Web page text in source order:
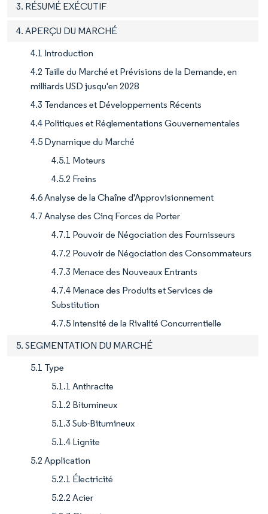
3. RÉSUMÉ EXÉCUTIF
4. APERÇU DU MARCHÉ
4.1 Introduction
4.2 Taille du Marché et Prévisions de la Demande, en
milliards USD jusqu'en 2028
4.3 Tendances et Développements Récents
4.4 Politiques et Réglementations Gouvernementales
4.5 Dynamique du Marché
4.5.1 Moteurs
4.5.2 Freins
4.6 Analyse de la Chaîne d'Approvisionnement
4.7 Analyse des Cinq Forces de Porter
4.7.1 Pouvoir de Négociation des Fournisseurs
4.7.2 Pouvoir de Négociation des Consommateurs
4.7.3 Menace des Nouveaux Entrants
4.7.4 Menace des Produits et Services de
Substitution
4.7.5 Intensité de la Rivalité Concurrentielle
5. SEGMENTATION DU MARCHÉ
5.1 Type
5.1.1 Anthracite
5.1.2 Bitumineux
5.1.3 Sub-Bitumineux
5.1.4 Lignite
5.2 Application
5.2.1 Électricité
5.2.2 Acier